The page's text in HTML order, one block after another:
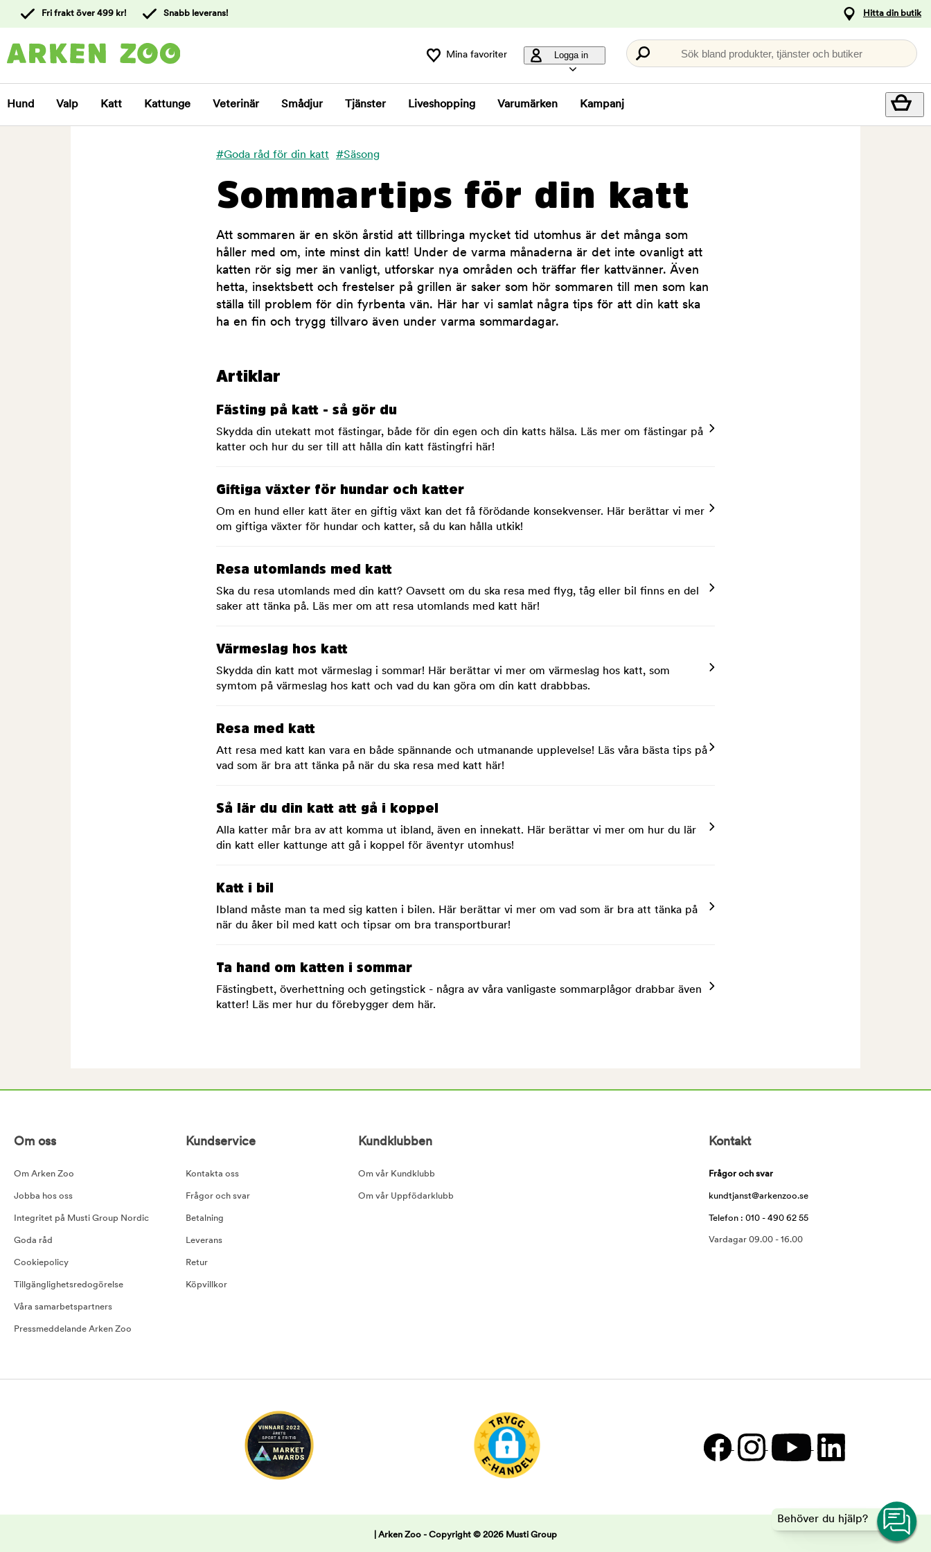
kundtjänst
Fri frakt över 499 kr! Snabb leverans! Hitta din butik
Mina favoriter Logga in Sök bland produkter, tjänster och butiker
Hund Valp Katt Kattunge Veterinär Smådjur Tjänster Liveshopping Varumärken Kampanj
#Goda råd för din katt #Säsong
Sommartips för din katt
Att sommaren är en skön årstid att tillbringa mycket tid utomhus är det många som
håller med om, inte minst din katt! Under de varma månaderna är det inte ovanligt att
katten rör sig mer än vanligt, utforskar nya områden och träffar fler kattvänner. Även
hetta, insektsbett och frestelser på grillen är saker som hör sommaren till men som kan
ställa till problem för din fyrbenta vän. Här har vi samlat några tips för att din katt ska
ha en fin och trygg tillvaro även under varma sommardagar.
Artiklar
Fästing på katt - så gör du
Skydda din utekatt mot fästingar, både för din egen och din katts hälsa. Läs mer om fästingar på
katter och hur du ser till att hålla din katt fästingfri här!
Giftiga växter för hundar och katter
Om en hund eller katt äter en giftig växt kan det få förödande konsekvenser. Här berättar vi mer
om giftiga växter för hundar och katter, så du kan hålla utkik!
Resa utomlands med katt
Ska du resa utomlands med din katt? Oavsett om du ska resa med flyg, tåg eller bil finns en del
saker att tänka på. Läs mer om att resa utomlands med katt här!
Värmeslag hos katt
Skydda din katt mot värmeslag i sommar! Här berättar vi mer om värmeslag hos katt, som
symtom på värmeslag hos katt och vad du kan göra om din katt drabbbas.
Resa med katt
Att resa med katt kan vara en både spännande och utmanande upplevelse! Läs våra bästa tips på
vad som är bra att tänka på när du ska resa med katt här!
Så lär du din katt att gå i koppel
Alla katter mår bra av att komma ut ibland, även en innekatt. Här berättar vi mer om hur du lär
din katt eller kattunge att gå i koppel för äventyr utomhus!
Katt i bil
Ibland måste man ta med sig katten i bilen. Här berättar vi mer om vad som är bra att tänka på
när du åker bil med katt och tipsar om bra transportburar!
Ta hand om katten i sommar
Fästingbett, överhettning och getingstick - några av våra vanligaste sommarplågor drabbar även
katter! Läs mer hur du förebygger dem här.
Om oss
Om Arken Zoo
Jobba hos oss
Integritet på Musti Group Nordic
Goda råd
Cookiepolicy
Tillgänglighetsredogörelse
Våra samarbetspartners
Pressmeddelande Arken Zoo
Kundservice
Kontakta oss
Frågor och svar
Betalning
Leverans
Retur
Köpvillkor
Kundklubben
Om vår Kundklubb
Om vår Uppfödarklubb
Kontakt
Frågor och svar
kundtjanst@arkenzoo.se
Telefon : 010 - 490 62 55
Vardagar 09.00 - 16.00
| Arken Zoo - Copyright © 2026 Musti Group
Behöver du hjälp?